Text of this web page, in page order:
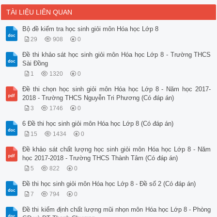
TÀI LIỆU LIÊN QUAN
Bộ đề kiểm tra học sinh giỏi môn Hóa học Lớp 8
29 908 0
Đề thi khảo sát học sinh giỏi môn Hóa học Lớp 8 - Trường THCS
Sài Đồng
1 1320 0
Đề thi chọn học sinh giỏi môn Hóa học Lớp 8 - Năm học 2017-
2018 - Trường THCS Nguyễn Tri Phương (Có đáp án)
3 1746 0
6 Đề thi học sinh giỏi môn Hóa học Lớp 8 (Có đáp án)
15 1434 0
Đề khảo sát chất lượng học sinh giỏi môn Hóa học Lớp 8 - Năm
học 2017-2018 - Trường THCS Thành Tâm (Có đáp án)
5 822 0
Đề thi học sinh giỏi môn Hóa học Lớp 8 - Đề số 2 (Có đáp án)
7 794 0
Đề thi kiểm định chất lượng mũi nhọn môn Hóa học Lớp 8 - Phòng